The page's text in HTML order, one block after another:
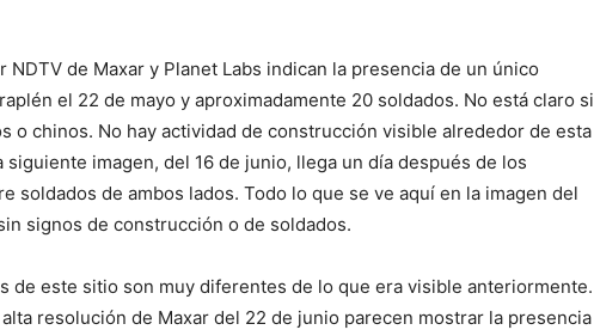
NDTV de Maxar y Planet Labs indican la presencia de un único
el 22 de mayo y aproximadamente 20 soldados. No está claro si
o chinos. No hay actividad de construcción visible alrededor de esta
siguiente imagen, del 16 de junio, llega un día después de los
soldados de ambos lados. Todo lo que se ve aquí en la imagen del
signos de construcción o de soldados.
de este sitio son muy diferentes de lo que era visible anteriormente.
resolución de Maxar del 22 de junio parecen mostrar la presencia